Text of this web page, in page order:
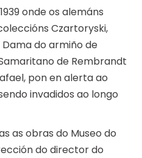
onde os alemáns
Czartoryski,
do armiño de
de Rembrandt
pon en alerta ao
invadidos ao longo
as obras do Museo do
do director do